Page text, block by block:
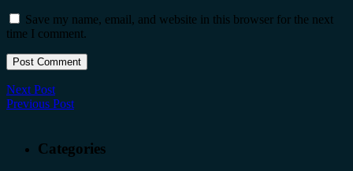
Save my name, email, and website in this browser for the next
time I comment.
Next Post
Previous Post
Categories